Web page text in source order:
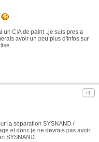
un CIA de paint ..je suis pres a
avoir un peu plus d'infos sur
la séparation SYSNAND /
et donc je ne devrais pas avoir
SYSNAND.